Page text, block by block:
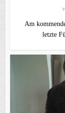
Am
letzte